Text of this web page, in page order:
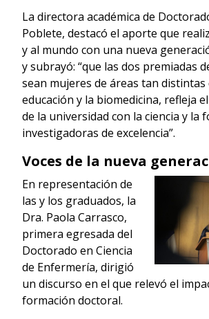
La directora académica de
Poblete, destacó el aporte que
y al mundo con una nueva
y subrayó: “que las dos premiadas
sean mujeres de áreas tan distintas
educación y la biomedicina, refleja
de la universidad con la ciencia y la
investigadoras de excelencia”.
Voces de la nueva
En representación de
las y los graduados, la
Dra. Paola Carrasco,
primera egresada del
Doctorado en Ciencia
de Enfermería, dirigió
un discurso en el que relevó el
formación doctoral.